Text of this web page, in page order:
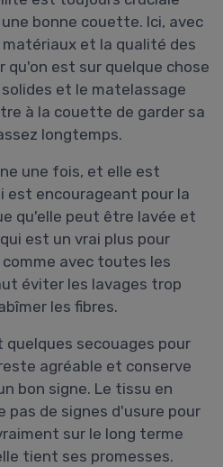
bonne couette. Ici, avec
matériaux et la qualité des
est sur quelque chose
et le matelassage
à la couette de garder sa
longtemps.
une fois, et elle est
est encourageant pour la
qu'elle peut être lavée et
est un vrai plus pour
avec toutes les
éviter les lavages trop
les fibres.
secouages pour
agréable et conserve
bon signe. Le tissu en
pas de signes d'usure pour
sur le long terme
tient ses promesses.